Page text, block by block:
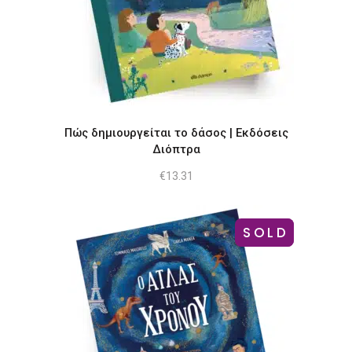
Πώς δημιουργείται το δάσος | Εκδόσεις
Διόπτρα
€13.31
-11%
SOLD